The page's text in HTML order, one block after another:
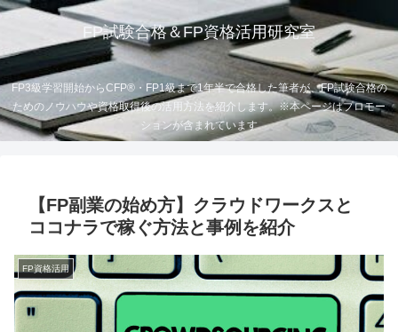
FP試験合格＆FP資格活用研究室
FP3級学習開始からCFP®・FP1級まで1年半で合格した筆者が、FP試験合格の
ためのノウハウや資格取得後の活用方法を紹介します。※本ページはプロモー
ションが含まれています
【FP副業の始め方】クラウドワークスと
ココナラで稼ぐ方法と事例を紹介
FP資格活用